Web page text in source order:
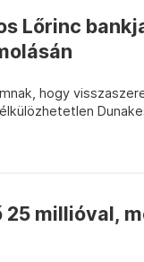
Lőrinc
hogy
millióval,